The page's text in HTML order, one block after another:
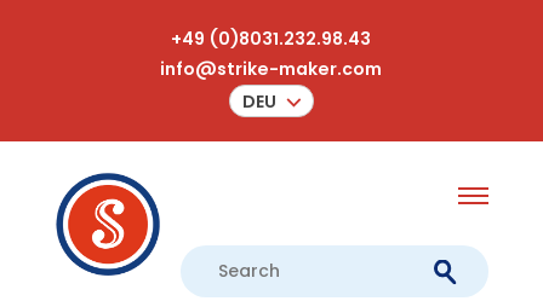
+49 (0)8031.232.98.43
info@strike-maker.com
DEU